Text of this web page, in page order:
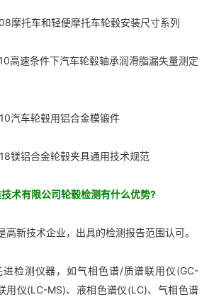
托车和轻便摩托车轮毂安装尺寸系列
速条件下汽车轮毂轴承润滑脂漏失量测定
车轮毂用铝合金模锻件
铝合金轮毂夹具通用技术规范
有限公司轮毂检测有什么优势?
新技术企业，出具的检测报告范围认可。
测仪器，如气相色谱/质谱联用仪(GC-
用仪(LC-MS)、液相色谱仪(LC)、气相色谱